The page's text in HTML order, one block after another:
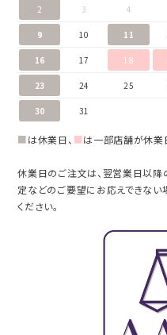
2 3 4
9 10 11
16 17 18
23 24 25
30 31
■は休業日、 ■は一部店舗が休業
休業日のご注文は、翌営業日以降
定などのご要望にお応えできな
ください。